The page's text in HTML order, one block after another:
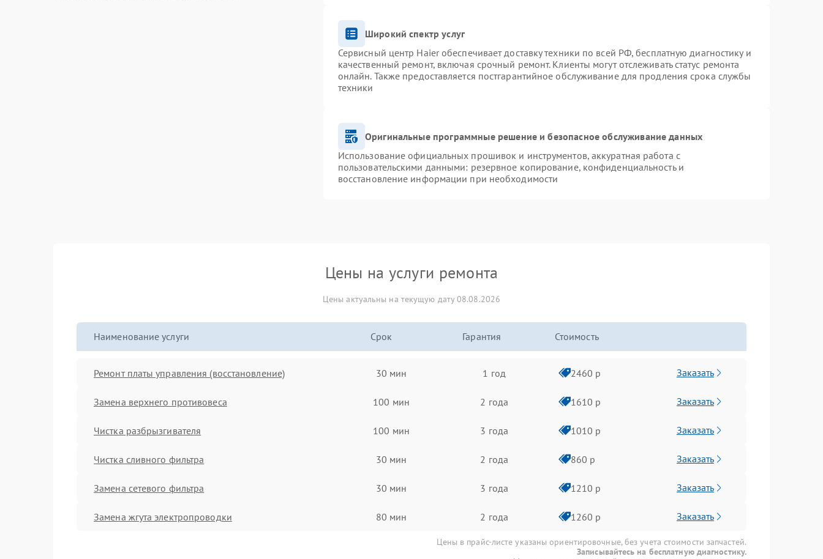
Широкий спектр услуг
Сервисный центр Haier обеспечивает доставку техники по всей РФ, бесплатную диагностику и
качественный ремонт, включая срочный ремонт. Клиенты могут отслеживать статус ремонта
онлайн. Также предоставляется постгарантийное обслуживание для продления срока службы
техники
Оригинальные программные решение и безопасное обслуживание данных
Использование официальных прошивок и инструментов, аккуратная работа с
пользовательскими данными: резервное копирование, конфиденциальность и
восстановление информации при необходимости
Цены на услуги ремонта
Цены актуальны на текущую дату 08.08.2026
Наименование услуги Срок Гарантия Стоимость
Ремонт платы управления (восстановление) 30 мин 1 год 2460 р Заказать
Замена верхнего противовеса 100 мин 2 года 1610 р Заказать
Чистка разбрызгивателя 100 мин 3 года 1010 р Заказать
Чистка сливного фильтра 30 мин 2 года 860 р Заказать
Замена сетевого фильтра 30 мин 3 года 1210 р Заказать
Замена жгута электропроводки 80 мин 2 года 1260 р Заказать
Цены в прайс-листе указаны ориентировочные, без учета стоимости запчастей.
Записывайтесь на бесплатную диагностику.